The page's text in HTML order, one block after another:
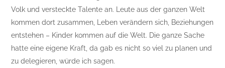
Volk und versteckte Talente an. Leute aus der ganzen Welt
kommen dort zusammen, Leben verändern sich, Beziehungen
entstehen – Kinder kommen auf die Welt. Die ganze Sache
hatte eine eigene Kraft, da gab es nicht so viel zu planen und
zu delegieren, würde ich sagen.